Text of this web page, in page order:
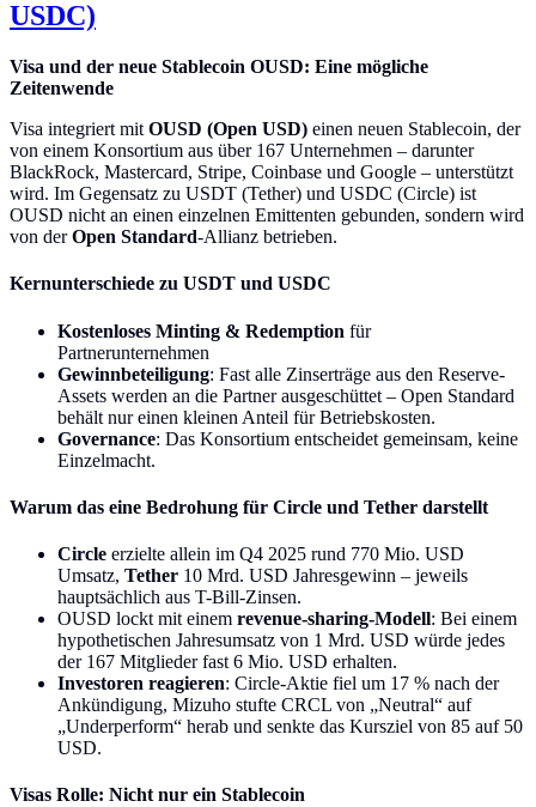
USDC)
Visa und der neue Stablecoin OUSD: Eine mögliche
Zeitenwende
Visa integriert mit OUSD (Open USD) einen neuen Stablecoin, der
von einem Konsortium aus über 167 Unternehmen – darunter
BlackRock, Mastercard, Stripe, Coinbase und Google – unterstützt
wird. Im Gegensatz zu USDT (Tether) und USDC (Circle) ist
OUSD nicht an einen einzelnen Emittenten gebunden, sondern wird
von derOpen Standard-Allianz betrieben.
Kernunterschiede zu USDT und USDC
Kostenloses Minting & Redemption für
Partnerunternehmen
Gewinnbeteiligung: Fast alle Zinserträge aus den Reserve-
Assets werden an die Partner ausgeschüttet – Open Standard
behält nur einen kleinen Anteil für Betriebskosten.
Governance: Das Konsortium entscheidet gemeinsam, keine
Einzelmacht.
Warum das eine Bedrohung für Circle und Tether darstellt
Circle erzielte allein im Q4 2025 rund 770 Mio. USD
Umsatz, Tether 10 Mrd. USD Jahresgewinn – jeweils
hauptsächlich aus T-Bill-Zinsen.
OUSD lockt mit einem revenue-sharing-Modell: Bei einem
hypothetischen Jahresumsatz von 1 Mrd. USD würde jedes
der 167 Mitglieder fast 6 Mio. USD erhalten.
Investoren reagieren: Circle-Aktie fiel um 17 % nach der
Ankündigung, Mizuho stufte CRCL von „Neutral“ auf
„Underperform“ herab und senkte das Kursziel von 85 auf 50
USD.
Visas Rolle: Nicht nur ein Stablecoin